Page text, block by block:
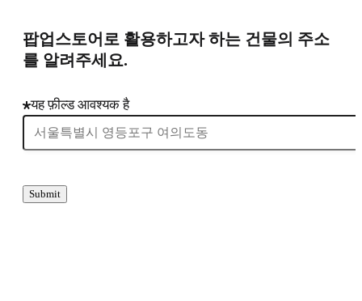
팝업스토어로 활용하고자 하는 건물의 주소
를 알려주세요.
यह फ़ील्ड आवश्यक है
Submit